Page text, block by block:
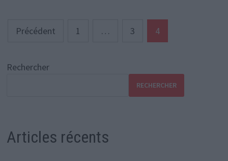
Pagination
publications
Précédent 1 … 3 4
Rechercher
RECHERCHER
Articles récents